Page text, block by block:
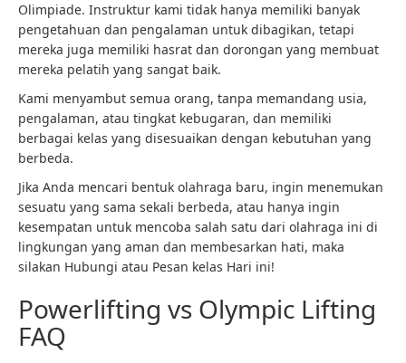
Olimpiade. Instruktur kami tidak hanya memiliki banyak
pengetahuan dan pengalaman untuk dibagikan, tetapi
mereka juga memiliki hasrat dan dorongan yang membuat
mereka pelatih yang sangat baik.
Kami menyambut semua orang, tanpa memandang usia,
pengalaman, atau tingkat kebugaran, dan memiliki
berbagai kelas yang disesuaikan dengan kebutuhan yang
berbeda.
Jika Anda mencari bentuk olahraga baru, ingin menemukan
sesuatu yang sama sekali berbeda, atau hanya ingin
kesempatan untuk mencoba salah satu dari olahraga ini di
lingkungan yang aman dan membesarkan hati, maka
silakan Hubungi atau Pesan kelas Hari ini!
Powerlifting vs Olympic Lifting
FAQ